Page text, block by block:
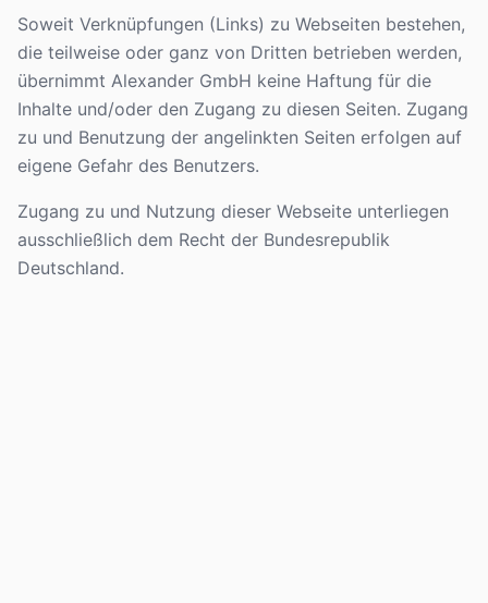
Soweit Verknüpfungen (Links) zu Webseiten bestehen,
die teilweise oder ganz von Dritten betrieben werden,
übernimmt Alexander GmbH keine Haftung für die
Inhalte und/oder den Zugang zu diesen Seiten. Zugang
zu und Benutzung der angelinkten Seiten erfolgen auf
eigene Gefahr des Benutzers.
Zugang zu und Nutzung dieser Webseite unterliegen
ausschließlich dem Recht der Bundesrepublik
Deutschland.